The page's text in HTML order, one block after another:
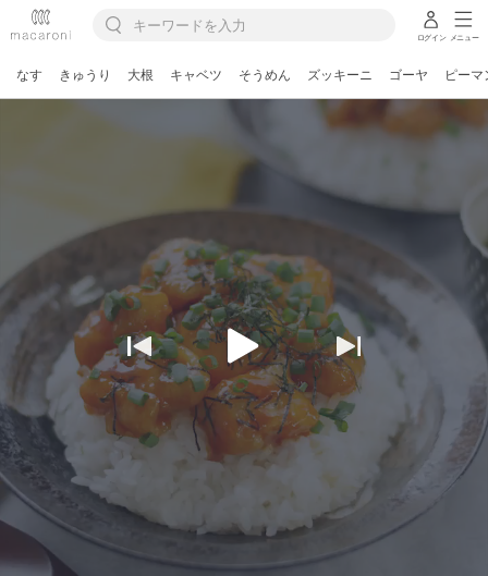
ログイン メニュー
なす きゅうり 大根 キャベツ そうめん ズッキーニ ゴーヤ ピーマ